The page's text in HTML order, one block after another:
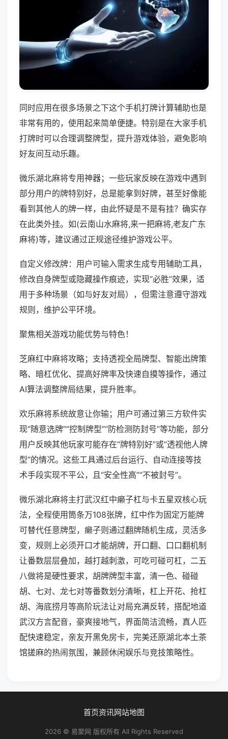
同时应用在很多场景之下这个手机打牌计算辅助也是
非常有用的，使用起来简单便捷。特别是在大家手机
打牌时可以合理调整牌型，提升游戏体验，避免影响
好友间互动乐趣。
微乐湖北麻将专用神器；一些玩家反映在游戏中遇到
部分用户的牌特别好，总是能拿到好牌，甚至好像能
看到其他人的牌一样，由此怀疑是不是有挂？确实存
在此类外挂。如(云南山水麻将,来一把麻将,老友广东
麻将)等，建议通过正规途径维护游戏公平。
自定义修改牌：用户可输入需求生成专用辅助工具，
修改自身牌型或隐藏操作痕迹，实现“必胜”效果，适
用于多种场景（如与好友对局），但需注意遵守游戏
规则，维护公平环境。
聚焦相关游戏功能优势与特色！
芝麻红中麻将攻略；支持透视全局牌型、智能出牌策
略、暗杠优化、提高好牌率及快速自摸等操作，通过
AI算法调整牌局结果，提升胜率。
欢乐麻将系统故意让你输；用户可通过第三方软件实
现“随意选牌”“控制牌型”“防检测防封号”等功能，部分
用户反映其他玩家可能存在“牌特别好”或“透视他人牌
型”的情况。这些工具通过后台运行、自动连接等技
术手段实现不平公，且“安全性高”“不被封号”。
微乐湖北麻将主打武汉红中癞子杠与卡五星双核心玩
法，全程使用筒条万108张牌，红中作为固定万能牌
可替代任意牌型，癞子则通过翻牌随机生成，灵活多
变，规则上必须开口才能胡牌，开口翻、口口翻机制
让番数层层叠加，越打越刺激，可吃可碰可杠，二五
八做将是硬性要求，胡牌牌型丰富，清一色、碰碰
胡、七对、龙七对等番数划分清晰，杠上开花、抢杠
胡、海底捞月等高阶玩法让对局充满反转，搭配地道
武汉方言配音，豪爽接地气，界面简洁流畅，真人匹
配快速稳定，亲友开黑免房卡，完美还原湖北本土茶
馆搓麻的热闹氛围，兼顾休闲娱乐与竞技策略性。
首页资讯网站地图
2026 © 易聚网 版权所有 All Rights Reserved